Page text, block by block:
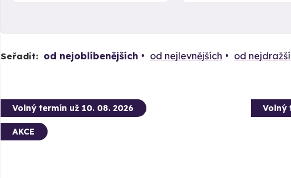
Seřadit: od nejoblíbenějších od nejlevnějších od
Volný termín už 10. 08. 2026
AKCE
Volný